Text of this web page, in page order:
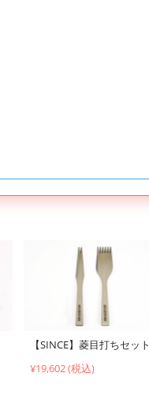
【SINCE】菱目打ちセット
¥19,602 (税込)